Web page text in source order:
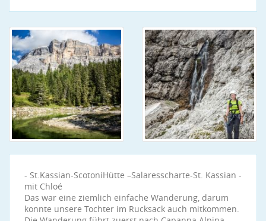
- St.Kassian-ScotoniHütte –Salaresscharte-St. Kassian -
mit Chloé
Das war eine ziemlich einfache Wanderung, darum
konnte unsere Tochter im Rucksack auch mitkommen.